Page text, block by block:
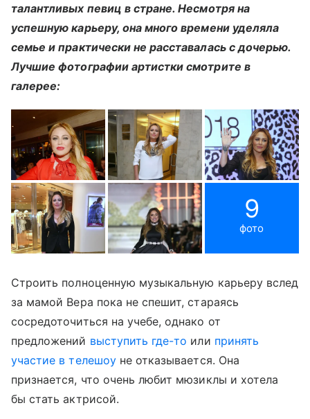
талантливых певиц в стране. Несмотря на
успешную карьеру, она много времени уделяла
семье и практически не расставалась с дочерью.
Лучшие фотографии артистки смотрите в
галерее:
9
фото
Строить полноценную музыкальную карьеру вслед
за мамой Вера пока не спешит, стараясь
сосредоточиться на учебе, однако от
предложений выступить где-то или принять
участие в телешоуне отказывается. Она
признается, что очень любит мюзиклы и хотела
бы стать актрисой.